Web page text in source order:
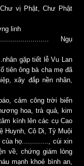
vị Phật, Chư Phật
linh
Ngụ
gặp tiết lễ Vu Lan
tiên ông bà cha mẹ đã
xây đắp nền nhân,
cảm công trời biển
hoa, trà quả, kim
kính lên các cụ Cao
Huynh, Cô Di, Tỷ Muội
của họ............., cúi xin
về, chứng giám lòng
mạnh khoẻ bình an,